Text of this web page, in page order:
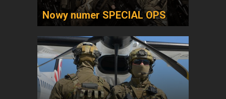
Nowy numer SPECIAL OPS